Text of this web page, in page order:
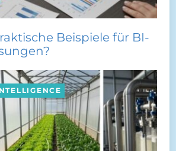
Beispiele für BI-